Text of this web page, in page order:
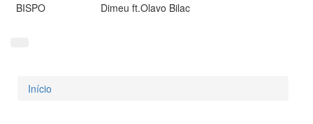
BISPO
Dimeu ft.Olavo Bilac
Está aqui
Início